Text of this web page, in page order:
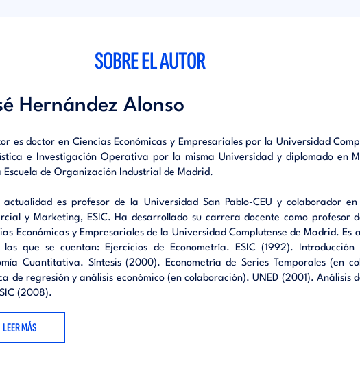
clara y efectiva del proceso habitual a seguir en la modelización
de series temporales económicas.
de Series Temporales. Estimación y validación del modelo. Análisis de
Elaboración de modelos ARIMA. Bibliografía
SOBRE EL AUTOR
Hernández Alonso
es doctor en Ciencias Económicas y Empresariales por la Universidad
e Investigación Operativa por la misma Universidad y diplomado en
Escuela de Organización Industrial de Madrid.
actualidad es profesor de la Universidad San Pablo-CEU y colaborador
y Marketing, ESIC. Ha desarrollado su carrera docente como profesor
Económicas y Empresariales de la Universidad Complutense de Madrid. Es
las que se cuentan: Ejercicios de Econometría. ESIC (1992).
Cuantitativa. Síntesis (2000). Econometría de Series Temporales (en
de regresión y análisis económico (en colaboración). UNED (2001). Análisis
(2008).
LEER MÁS